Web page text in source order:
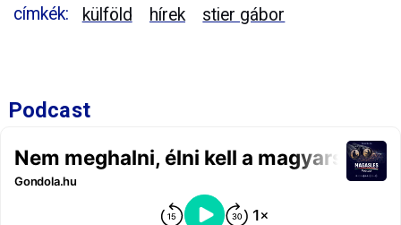
címkék: külföld hírek stier gábor
Podcast